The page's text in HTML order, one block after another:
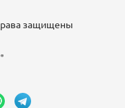
защищены